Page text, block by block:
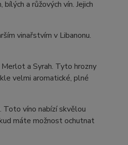
a růžových vín. Jejich
vinařstvím v Libanonu.
Merlot a Syrah. Tyto hrozny
velmi aromatické, plné
Toto víno nabízí skvělou
máte možnost ochutnat